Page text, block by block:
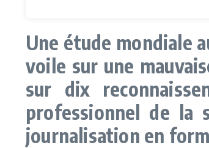
Une étude mondiale
voile sur une
sur dix
professionnel de la
journalisation en